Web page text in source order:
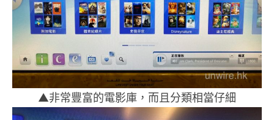
▲非常豐富的電影庫，而且分類相當仔細